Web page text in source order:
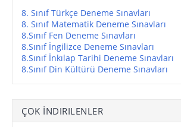
8. Sınıf Türkçe Deneme Sınavları
8. Sınıf Matematik Deneme Sınavları
8.Sınıf Fen Deneme Sınavları
8.Sınıf İngilizce Deneme Sınavları
8.Sınıf İnkılap Tarihi Deneme Sınavları
8.Sınıf Din Kültürü Deneme Sınavları
ÇOK İNDIRILENLER